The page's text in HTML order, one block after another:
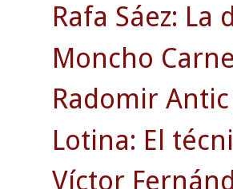
Rafa Sáez:
Moncho
Radomir
Lotina: El
Víctor